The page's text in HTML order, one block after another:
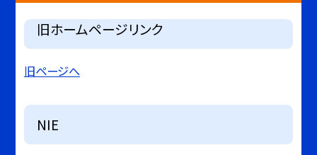
旧ホームページリンク
旧ページへ
NIE